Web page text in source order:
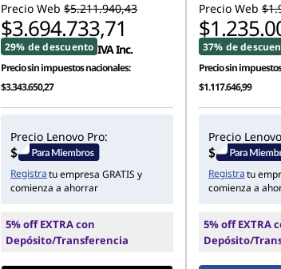
Precio Web $5.211.940,43
$3.694.733,71
29% de descuento IVA Inc.
Precio sin impuestos nacionales:
$3.343.650,27
Precio Lenovo Pro:
Registratu empresa GRATIS y
comienza a ahorrar
5% off EXTRA con
Depósito/Transferencia
Precio Web
37% de
Precio sin
$1.117.646,99
Precio
Registratu
comienza a
5% off EXTRA
Depósito/